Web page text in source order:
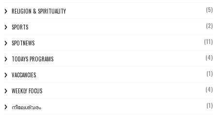
RELIGION & SPIRITUALITY (5)
SPORTS (2)
SPOTNEWS (11)
TODAYS PROGRAMS (4)
VACCANCIES (1)
WEEKLY FOCUS (4)
നീലേശ്വരം (1)